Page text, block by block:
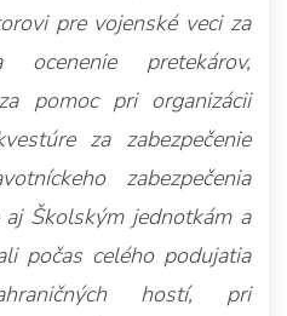
pre vojenské veci za
pretekárov,
pomoc pri organizácii
za zabezpečenie
zabezpečenia
Školským jednotkám a
počas celého podujatia
hostí, pri